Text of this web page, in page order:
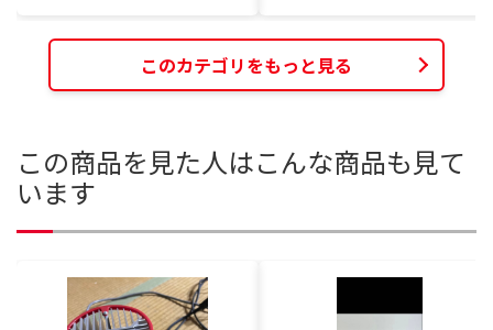
このカテゴリをもっと見る
この商品を見た人はこんな商品も見て
います